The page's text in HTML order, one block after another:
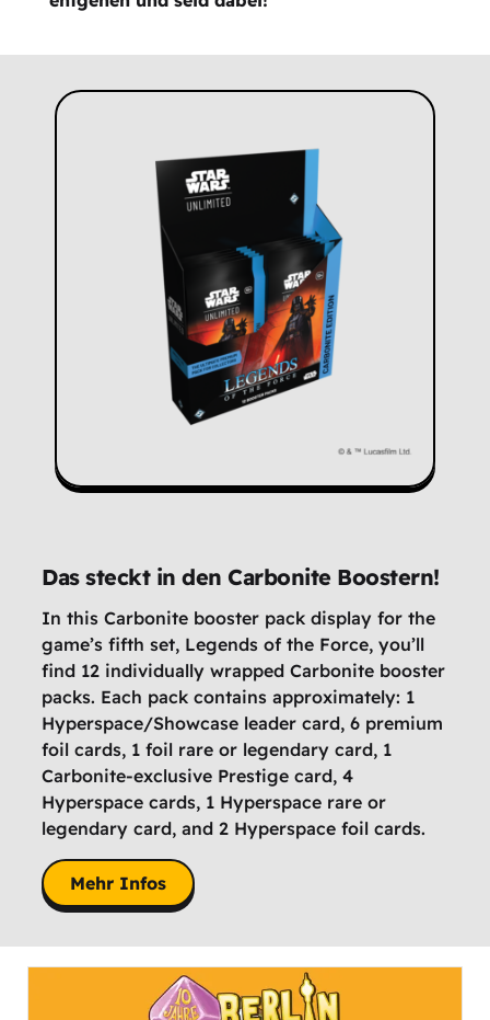
Das steckt in den Carbonite Boostern!
In this Carbonite booster pack display for the
game’s fifth set, Legends of the Force, you’ll
find 12 individually wrapped Carbonite booster
packs. Each pack contains approximately: 1
Hyperspace/Showcase leader card, 6 premium
foil cards, 1 foil rare or legendary card, 1
Carbonite-exclusive Prestige card, 4
Hyperspace cards, 1 Hyperspace rare or
legendary card, and 2 Hyperspace foil cards.
Mehr Infos